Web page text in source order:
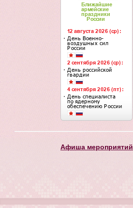
Афиша мероприятий